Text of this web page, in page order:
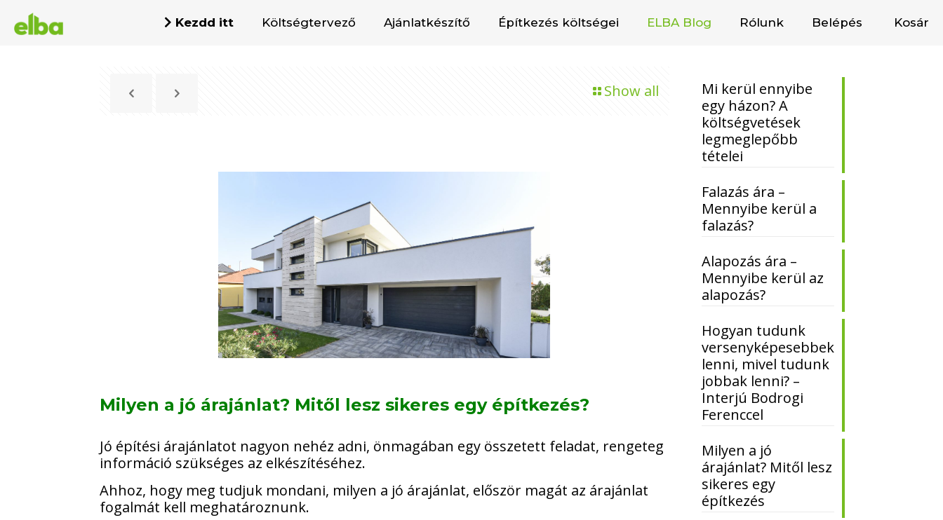
Kezdd itt Költségtervező Ajánlatkészítő Építkezés költségei ELBA Blog Rólunk Belépés Kosár
Show all
Milyen a jó árajánlat? Mitől lesz sikeres egy építkezés?
Jó építési árajánlatot nagyon nehéz adni, önmagában egy összetett feladat, rengeteg
információ szükséges az elkészítéséhez.
Ahhoz, hogy meg tudjuk mondani, milyen a jó árajánlat, először magát az árajánlat
fogalmát kell meghatároznunk.
Mi kerül ennyibe
egy házon? A
költségvetések
legmeglepőbb
tételei
Falazás ára –
Mennyibe kerül a
falazás?
Alapozás ára –
Mennyibe kerül az
alapozás?
Hogyan tudunk
versenyképesebbek
lenni, mivel tudunk
jobbak lenni? –
Interjú Bodrogi
Ferenccel
Milyen a jó
árajánlat? Mitől lesz
sikeres egy
építkezés